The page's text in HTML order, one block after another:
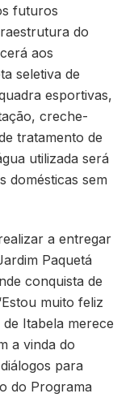
futuros
do
aos
seletiva de
esportivas,
creche-
tratamento de
utilizada será
domésticas sem
a entregar
Paquetá
conquista de
muito feliz
Itabela merece
a vinda do
para
do Programa